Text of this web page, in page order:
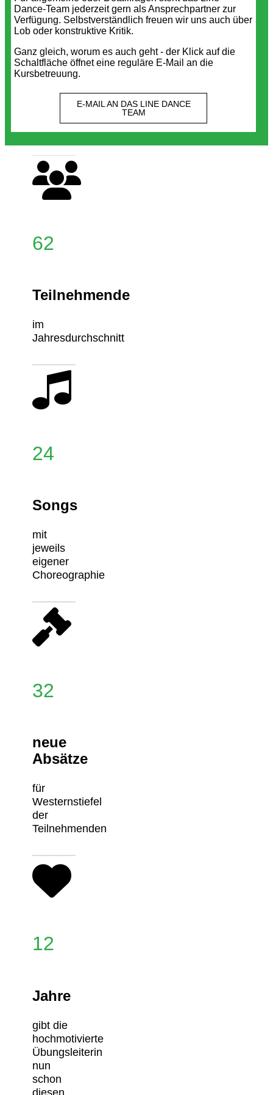
Dance-Team jederzeit gern als Ansprechpartner zur
Verfügung. Selbstverständlich freuen wir uns auch über
Lob oder konstruktive Kritik.
Ganz gleich, worum es auch geht - der Klick auf die
Schaltfläche öffnet eine reguläre E-Mail an die
Kursbetreuung.
E-MAIL AN DAS LINE DANCE
TEAM
62
Teilnehmende
im
Jahresdurchschnitt
24
Songs
mit
jeweils
eigener
Choreographie
32
neue
Absätze
für
Westernstiefel
der
Teilnehmenden
12
Jahre
gibt die
hochmotivierte
Übungsleiterin
nun
schon
diesen